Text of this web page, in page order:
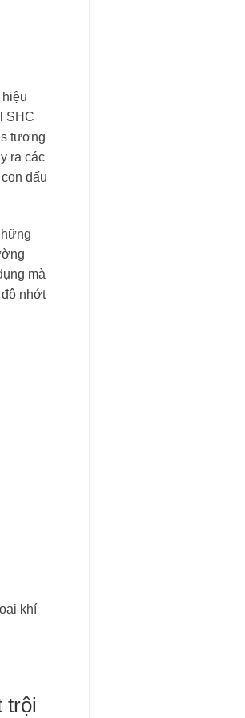
SHC
tương
ra các
dấu
mà
nhớt
khí
trội